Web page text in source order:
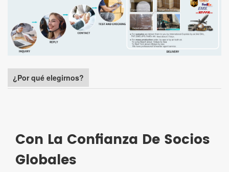
¿Por qué elegirnos?
Con La Confianza De Socios
Globales